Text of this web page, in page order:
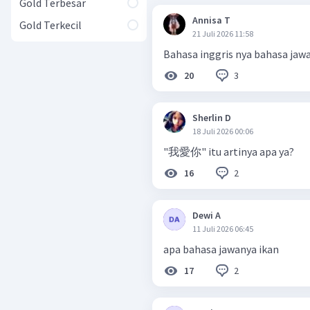
Gold Terbesar
Gold Terkecil
Annisa T
21 Juli 2026 11:58
Bahasa inggris nya bahasa
20 3
Sherlin D
18 Juli 2026 00:06
"我愛你" itu artinya apa ya?
16 2
Dewi A
11 Juli 2026 06:45
apa bahasa jawanya ikan
17 2